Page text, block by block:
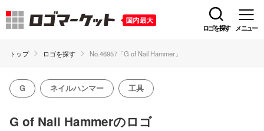
ロゴを探す メニュー
トップ ロゴを探す No.46957「G of Nail Hammer」
G ネイルハンマー 工具
G of Nail Hammerのロゴ